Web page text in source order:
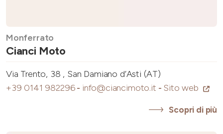
Monferrato
Cianci Moto
Via Trento, 38 , San Damiano d’Asti (AT)
+39 0141 982296- info@ciancimoto.it - Sito web
Scopri di più